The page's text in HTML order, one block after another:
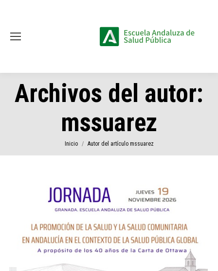
Archivos del autor:
mssuarez
Estás aquí:
Inicio Autor del artículo mssuarez